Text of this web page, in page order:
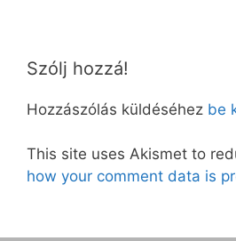
Szólj hozzá!
Hozzászólás küldéséhez be
This site uses Akismet to
how your comment data is